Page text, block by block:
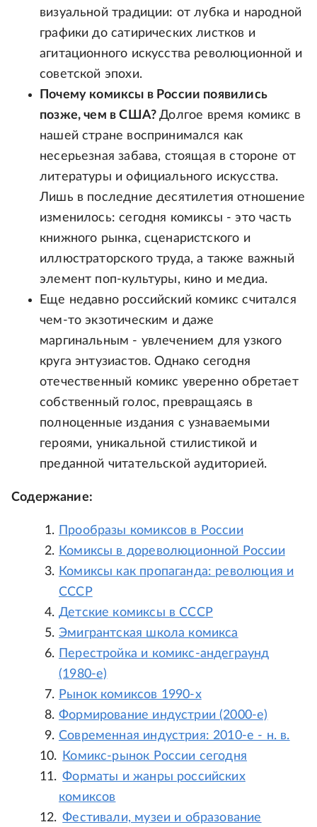
визуальной традиции: от лубка и народной
графики до сатирических листков и
агитационного искусства революционной и
советской эпохи.
Почему комиксы в России появились
позже, чем в США?Долгое время комикс в
нашей стране воспринимался как
несерьезная забава, стоящая в стороне от
литературы и официального искусства.
Лишь в последние десятилетия отношение
изменилось: сегодня комиксы - это часть
книжного рынка, сценаристского и
иллюстраторского труда, а также важный
элемент поп-культуры, кино и медиа.
Еще недавно российский комикс считался
чем-то экзотическим и даже
маргинальным - увлечением для узкого
круга энтузиастов. Однако сегодня
отечественный комикс уверенно обретает
собственный голос, превращаясь в
полноценные издания с узнаваемыми
героями, уникальной стилистикой и
преданной читательской аудиторией.
Содержание:
Прообразы комиксов в России
Комиксы в дореволюционной России
Комиксы как пропаганда: революция и
СССР
Детские комиксы в СССР
Эмигрантская школа комикса
Перестройка и комикс-андеграунд
(1980-е)
Рынок комиксов 1990-х
Формирование индустрии (2000-е)
Современная индустрия: 2010-е - н. в.
Комикс-рынок России сегодня
Форматы и жанры российских
комиксов
Фестивали, музеи и образование